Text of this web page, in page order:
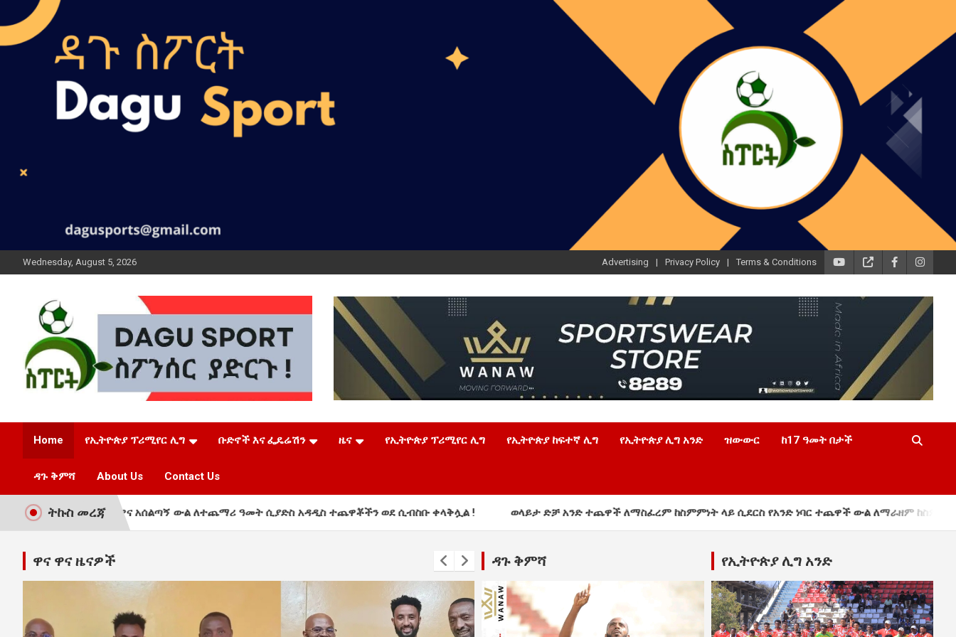
Wednesday, August 5, 2026 Advertising Privacy Policy Terms & Conditions
ዳጉ ስፖርት
Home የኢትዮጵያ ፕሪሚየር ሊግ ቡድኖች እና ፌዴሬሽን ዜና የኢትዮጵያ ፕሪሚየር ሊግ የኢትዮጵያ ከፍተኛ ሊግ የኢትዮጵያ ሊግ አንድ ዝውውር ከ17 ዓመት በታች
ዳጉ ቅምሻ About Us Contact Us
ትኩስ መረጃ
የዋና አሰልጣኝ ውል ለተጨማሪ ዓመት ሲያድስ አዳዲስ ተጨዋቾችን ወደ ሲብስቡ ቀላቅሏል ! ወላይታ ድቻ አንድ ተጨዋች ለማስፈረም ከስምምነት ላይ ሲደርስ የአንድ ነባር ተጨዋች ውል ለማራዘም ከስምምነት ላይ ደርሷል !
ዋና ዋና ዜናዎች ዳጉ ቅምሻ የኢትዮጵያ ሊግ አንድ